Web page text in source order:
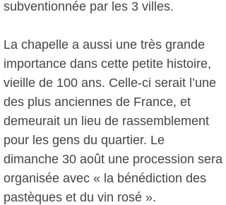
subventionnée par les 3 villes.
La chapelle a aussi une très grande
importance dans cette petite histoire,
vieille de 100 ans. Celle-ci serait l’une
des plus anciennes de France, et
demeurait un lieu de rassemblement
pour les gens du quartier. Le
dimanche 30 août une procession sera
organisée avec « la bénédiction des
pastèques et du vin rosé ».